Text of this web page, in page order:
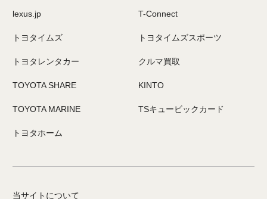
lexus.jp T-Connect
トヨタイムズ トヨタイムズスポーツ
トヨタレンタカー クルマ買取
TOYOTA SHARE KINTO
TOYOTA MARINE TSキュービックカード
トヨタホーム
当サイトについて